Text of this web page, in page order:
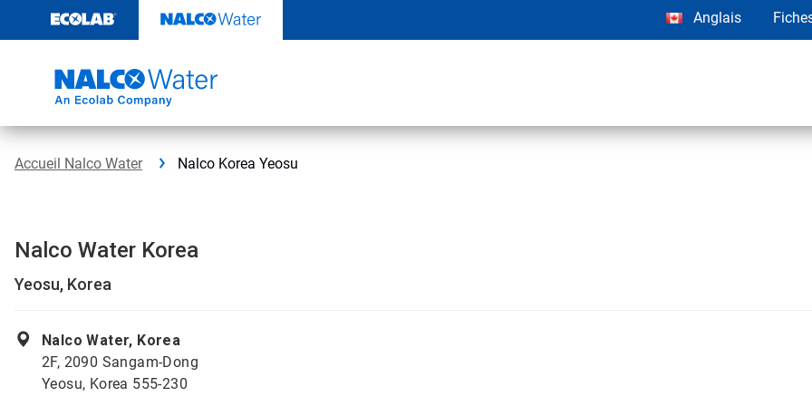
contenu​​​​​​​
Anglais
Accueil Nalco Water Nalco Korea Yeosu
Nalco Water Korea
Yeosu, Korea
Nalco Water, Korea
2F, 2090 Sangam-Dong
Yeosu, Korea 555-230